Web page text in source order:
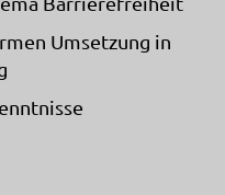
Umsetzung in